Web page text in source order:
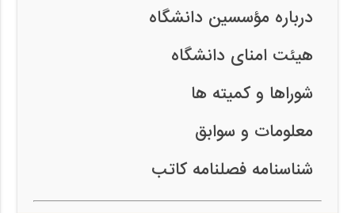
درباره مؤسسین دانشگاه
هیئت امنای دانشگاه
شوراها و کمیته ها
معلومات و سوابق
شناسنامه فصلنامه کاتب